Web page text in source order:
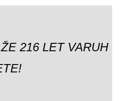
216 LET VARUH